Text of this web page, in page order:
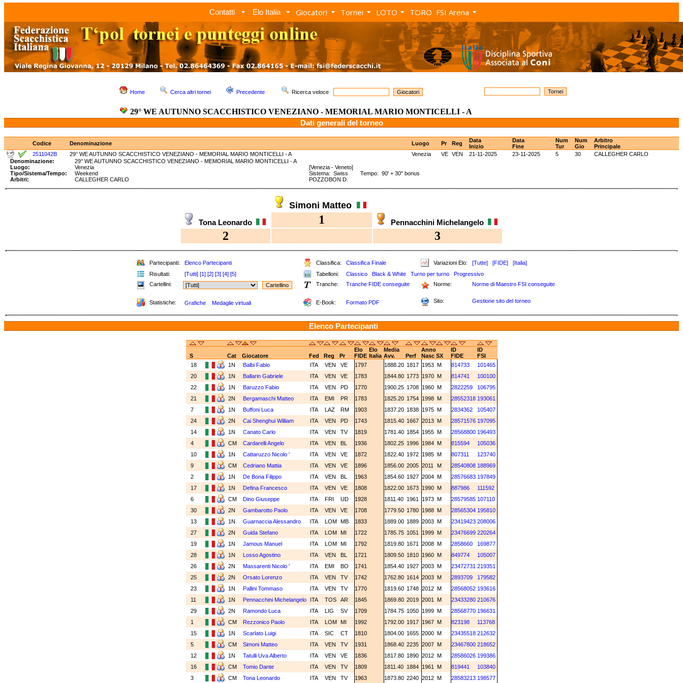
Contatti Elo Italia Giocatori Tornei LOTO TORO FSI Arena
Home Cerca altri tornei Precedente Ricerca veloce
29° WE AUTUNNO SCACCHISTICO VENEZIANO - MEMORIAL MARIO MONTICELLI - A
Dati generali del torneo
Codice Denominazione Luogo Pr Reg
Data
Inizio
Data
Fine
Num
Tur
Num
Gio
Arbitro
Principale
2511042B
29° WE AUTUNNO SCACCHISTICO VENEZIANO - MEMORIAL MARIO MONTICELLI - A Venezia VE VEN 21-11-2025 23-11-2025 5 30
CALLEGHER CARLO
Denominazione:
29° WE AUTUNNO SCACCHISTICO VENEZIANO - MEMORIAL MARIO MONTICELLI - A
Luogo:
Venezia
[Venezia - Veneto]
Tipo/Sistema/Tempo:
Weekend
Sistema: Swiss Tempo: 90' + 30" bonus
Arbitri:
CALLEGHER CARLO POZZOBON D.
Simoni Matteo
Tona Leonardo 1 Pennacchini Michelangelo
2 3
Partecipanti: Elenco Partecipanti Classifica: Classifica Finale Variazioni Elo: [Tutte] [FIDE]
[Italia]
Risultati:
[Tutti] [1] [2] [3] [4] [5] Tabelloni: Classico Black & White Turno per turno
Progressivo
Cartellini:
Tranche: Tranche FIDE conseguite Norme: Norme di Maestro FSI conseguite
Statistiche: Grafiche Medaglie virtuali E-Book: Formato PDF Sito: Gestione sito del torneo
Elenco Partecipanti
Elo Elo Media Anno ID
ID
S
Cat Giocatore Fed Reg Pr FIDE Italia Avv. Perf Nasc SX FIDE
FSI
18
1N Balbi Fabio ITA VEN VE 1797 1888.20 1817 1953 M 814733
101465
20
1N Ballarin Gabriele ITA VEN VE 1783 1844.80 1773 1970 M 814741
100100
22
1N Baruzzo Fabio ITA VEN PD 1770 1900.25 1708 1960 M 2822259
106795
21
2N Bergamaschi Matteo ITA EMI PR 1783 1825.20 1754 1998 M 28552318 193061
7
1N Buffoni Luca ITA LAZ RM 1903 1837.20 1838 1975 M 2834362
105407
24
2N Cai Shenghui William ITA VEN PD 1743 1815.40 1667 2013 M 28571576 197095
14
1N Canato Carlo ITA VEN TV 1819 1781.40 1854 1955 M 28568800 196493
4
CM Cardarelli Angelo ITA VEN BL 1936 1802.25 1996 1984 M 815594
105036
10
1N Cattaruzzo Nicolo ' ITA VEN VE 1872 1822.40 1972 1985 M 807311
123740
9
CM Cedriano Mattia ITA VEN VE 1896 1856.00 2005 2011 M 28540808 188969
2
1N De Bona Filippo ITA VEN BL 1963 1854.60 1927 2004 M 28576683 197849
17
1N Defina Francesco ITA VEN VE 1808 1822.00 1673 1990 M 887986
111592
6
CM Dino Giuseppe ITA FRI UD 1928 1811.40 1961 1973 M 28579585 107110
30
2N Gambarotto Paolo ITA VEN VE 1708 1779.50 1780 1988 M 28565304 195810
13
1N Guarnaccia Alessandro ITA LOM MB 1833 1889.00 1889 2003 M 23419423 208006
27
2N Guida Stefano ITA LOM MI 1722 1785.75 1051 1999 M 23476699 220264
19
1N Jamous Manuel ITA LOM MI 1792 1819.80 1671 2008 M 2858660
169877
28
1N Losso Agostino ITA VEN BL 1721 1809.50 1810 1960 M 849774
105007
26
2N Massarenti Nicolo ' ITA EMI BO 1741 1854.40 1927 2003 M 23472731 219351
25
2N Orsato Lorenzo ITA VEN TV 1742 1762.80 1614 2003 M 2893709
179582
23
1N Pallini Tommaso ITA VEN TV 1770 1819.60 1748 2012 M 28568052 193616
11
1N Pennacchini Michelangelo ITA TOS AR 1845 1869.80 2019 2001 M 23433280 210676
29
2N Ramondo Luca ITA LIG SV 1709 1784.75 1050 1999 M 28568770 196631
1
CM Rezzonico Paolo ITA LOM MI 1992 1792.00 1917 1967 M 823198
113768
15
1N Scarlato Luigi ITA SIC CT 1810 1804.00 1655 2000 M 23435518 212632
5
CM Simoni Matteo ITA VEN TV 1931 1868.40 2235 2007 M 23467800 218652
12
1N Tatulli Uva Alberto ITA VEN VE 1836 1817.80 1890 2012 M 28586026 199386
16
CM Tomio Dante ITA VEN TV 1809 1811.40 1884 1961 M 819441
103840
3
CM Tona Leonardo ITA VEN TV 1963 1873.80 2240 2012 M 28583213 198577